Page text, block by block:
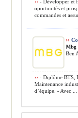
›› - Développer et
oportunités et
commandes et
››
Mbg
Ben
›› - Diplôme BTS,
Maintenance
d’équipe. - Avec ...